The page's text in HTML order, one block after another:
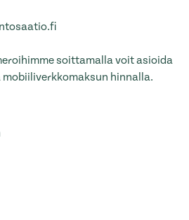
soittamalla voit asioida
mobiiliverkkomaksun hinnalla.